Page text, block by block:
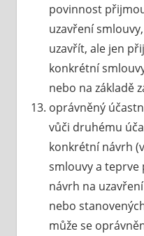
povinnost
uzavření
uzavřít, ale jen
konkrétní
nebo na základě
oprávněný
vůči druhému
konkrétní návrh
smlouvy a teprve
návrh na
nebo
může se